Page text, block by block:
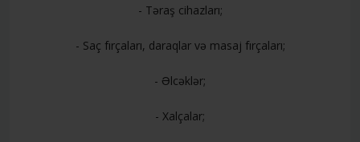
- Təraş cihazları;
- Saç fırçaları, daraqlar və masaj fırçaları;
- Əlcəklər;
- Xalçalar;